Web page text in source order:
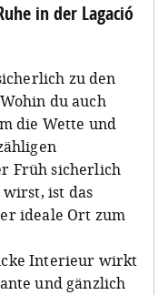
in der Lagació
zu den
du auch
die Wette und
Früh sicherlich
wirst, ist das
ideale Ort zum
Interieur wirkt
und gänzlich